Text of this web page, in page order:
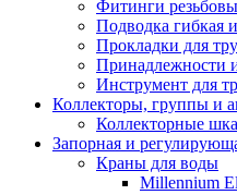
Фитинги
Подводка гибкая
Прокладки для
Принадлежности
Инструмент для
Коллекторы, группы и
Коллекторные
Запорная и
Краны для воды
Millennium